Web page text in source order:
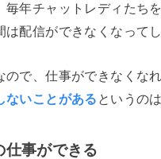
毎年チャットレディたち
配信ができなくなってし
ので、仕事ができなくな
ないことがある というの
仕事ができる